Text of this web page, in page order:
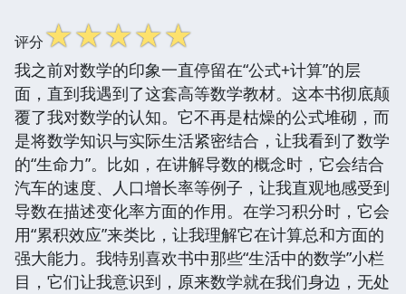
评分☆☆☆☆☆
我之前对数学的印象一直停留在“公式+计算”的层
面，直到我遇到了这套高等数学教材。这本书彻底颠
覆了我对数学的认知。它不再是枯燥的公式堆砌，而
是将数学知识与实际生活紧密结合，让我看到了数学
的“生命力”。比如，在讲解导数的概念时，它会结合
汽车的速度、人口增长率等例子，让我直观地感受到
导数在描述变化率方面的作用。在学习积分时，它会
用“累积效应”来类比，让我理解它在计算总和方面的
强大能力。我特别喜欢书中那些“生活中的数学”小栏
目，它们让我意识到，原来数学就在我们身边，无处